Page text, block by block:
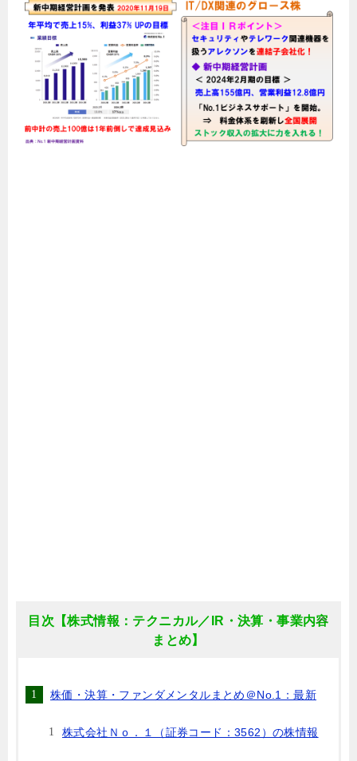
目次【株式情報：テクニカル／IR・決算・事業内容
まとめ】
株価・決算・ファンダメンタルまとめ＠No.1：最新
株式会社Ｎｏ．１（証券コード：3562）の株情報